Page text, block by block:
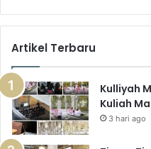
Artikel Terbaru
Kulliyah
Kuliah
3 hari ago